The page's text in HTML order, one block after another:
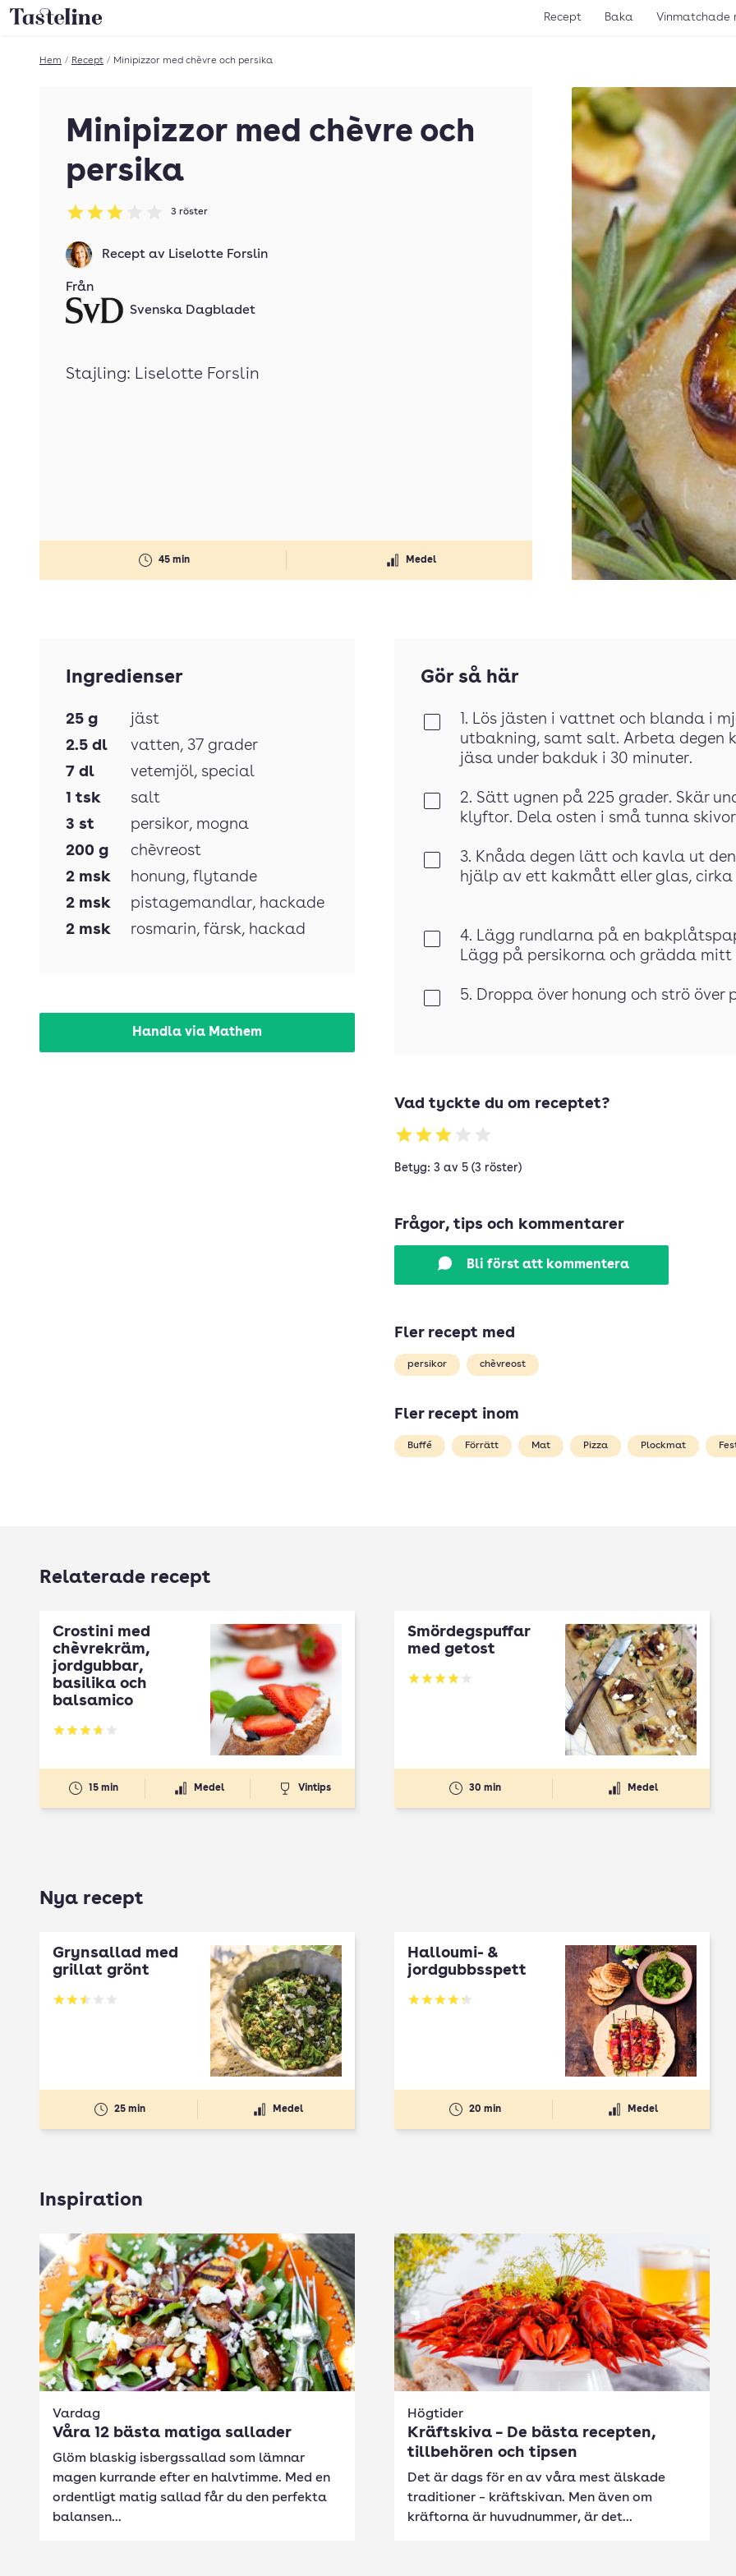
Till Tastelines startsida Recept Baka Vinmatchade
Hem / Recept / Minipizzor med chèvre och persika
Minipizzor med chèvre och
persika
Betyg: 3 av 5
3 röster
45 min Medel
Recept av Liselotte Forslin
Från
Svenska Dagbladet
Stajling: Liselotte Forslin
Ingredienser
25 g
jäst
2.5 dl vatten, 37 grader
7 dl vetemjöl, special
1 tsk
salt
3 st persikor, mogna
200 g
chèvreost
2 msk honung, flytande
2 msk pistagemandlar, hackade
2 msk rosmarin, färsk, hackad
Handla via Mathem
Gör så här
1. Lös jästen i vattnet och blanda i
utbakning, samt salt. Arbeta degen
jäsa under bakduk i 30 minuter.
2. Sätt ugnen på 225 grader. Skär
klyftor. Dela osten i små tunna
3. Knåda degen lätt och kavla ut
hjälp av ett kakmått eller glas, cirka
4. Lägg rundlarna på en
Lägg på persikorna och grädda mitt
5. Droppa över honung och strö över
Vad tyckte du om receptet?
Betyg: 3 av 5 (3 röster)
Frågor, tips och kommentarer
Bli först att kommentera
Fler recept med
persikor chèvreost
Fler recept inom
Buffé Förrätt Mat Pizza Plockmat
Relaterade recept
Crostini med
chèvrekräm,
jordgubbar,
basilika och
balsamico
Betyg: 3.7 av 5
15 min Medel Vintips
Smördegspuffar
med getost
Betyg: 4.01 av 5
30 min Medel
Nya recept
Grynsallad med
grillat grönt
Betyg: 2.5 av 5
25 min Medel
Halloumi- &
jordgubbsspett
Betyg: 4.3 av 5
20 min Medel
Inspiration
Vardag
Våra 12 bästa matiga sallader
Glöm blaskig isbergssallad som lämnar
magen kurrande efter en halvtimme. Med en
ordentligt matig sallad får du den perfekta
balansen...
Högtider
Kräftskiva – De bästa recepten,
tillbehören och tipsen
Det är dags för en av våra mest älskade
traditioner – kräftskivan. Men även om
kräftorna är huvudnummer, är det...